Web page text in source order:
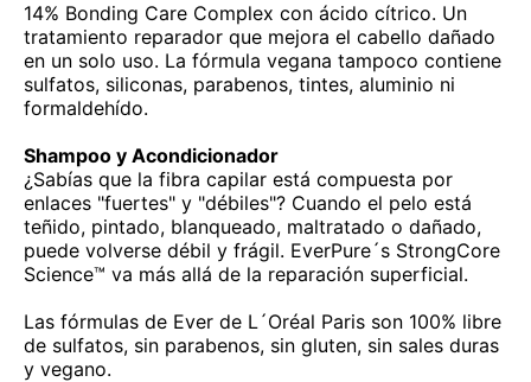
14% Bonding Care Complex con ácido cítrico. Un
tratamiento reparador que mejora el cabello dañado
en un solo uso. La fórmula vegana tampoco contiene
sulfatos, siliconas, parabenos, tintes, aluminio ni
formaldehído.
Shampoo y Acondicionador
¿Sabías que la fibra capilar está compuesta por
enlaces "fuertes" y "débiles"? Cuando el pelo está
teñido, pintado, blanqueado, maltratado o dañado,
puede volverse débil y frágil. EverPure´s StrongCore
Science™ va más allá de la reparación superficial.
Las fórmulas de Ever de L´Oréal Paris son 100% libre
de sulfatos, sin parabenos, sin gluten, sin sales duras
y vegano.